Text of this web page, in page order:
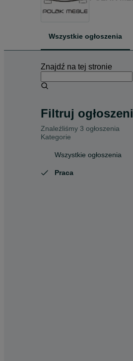
Wszystkie ogłoszenia
Znajdź na tej stronie
Filtruj
Znaleźliśmy 3 ogłoszenia
Kategorie
Wszystkie ogłoszenia
Praca